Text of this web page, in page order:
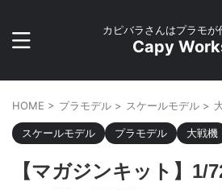
カピバラさんはプラモが
Capy
HOME > プラモデル > スケールモデル >
スケールモデル プラモデル 大戦機
【マガジンキット】1/